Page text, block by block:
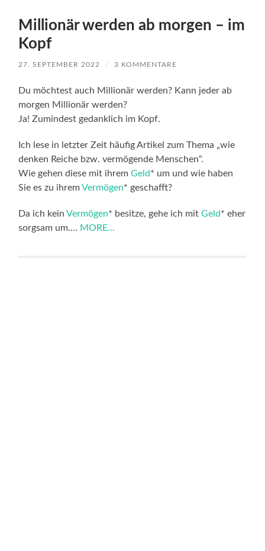
Millionär werden ab morgen – im
Kopf
27. SEPTEMBER 2022 / 3 KOMMENTARE
Du möchtest auch Millionär werden? Kann jeder ab
morgen Millionär werden?
Ja! Zumindest gedanklich im Kopf.
Ich lese in letzter Zeit häufig Artikel zum Thema „wie
denken Reiche bzw. vermögende Menschen“.
Wie gehen diese mit ihremGeld* um und wie haben
Sie es zu ihremVermögen* geschafft?
Da ich keinVermögen* besitze, gehe ich mitGeld* eher
sorgsam um.… MORE...